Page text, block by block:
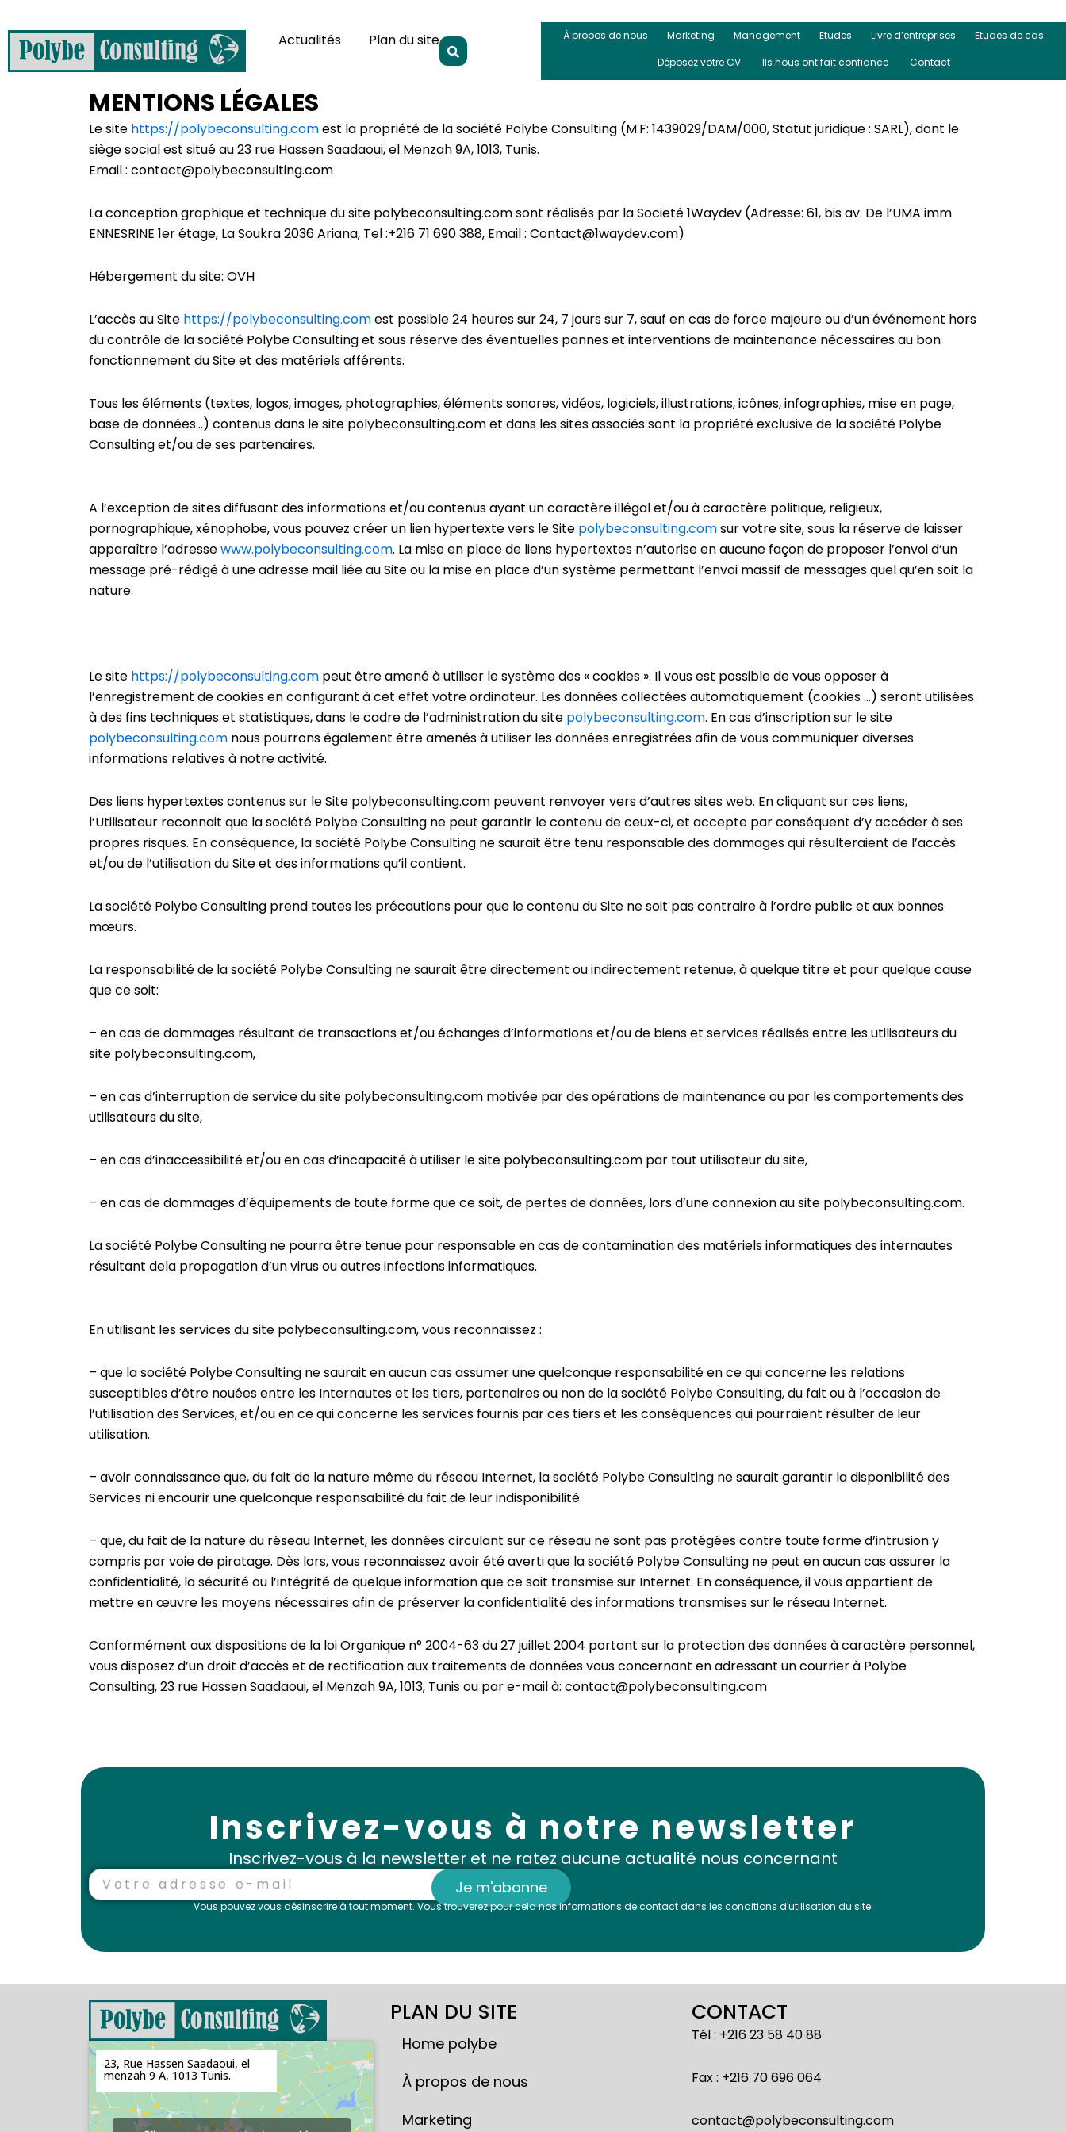
Actualités Plan du site À propos de nous Marketing Management Etudes Livre d’entreprises
Etudes de cas
Déposez votre CV
Ils nous ont fait confiance ​ Contact
MENTIONS LÉGALES
Le site https://polybeconsulting.comest la propriété de la société Polybe Consulting (M.F: 1439029/DAM/000, Statut juridique : SARL), dont le
siège social est situé au 23 rue Hassen Saadaoui, el Menzah 9A, 1013, Tunis.
Email : contact@polybeconsulting.com
La conception graphique et technique du site polybeconsulting.com sont réalisés par la Societé 1Waydev (Adresse: 61, bis av. De l’UMA imm
ENNESRINE 1er étage, La Soukra 2036 Ariana, Tel :+216 71 690 388, Email : Contact@1waydev.com)
Hébergement du site: OVH
L’accès au Site https://polybeconsulting.comest possible 24 heures sur 24, 7 jours sur 7, sauf en cas de force majeure ou d’un événement hors
du contrôle de la société Polybe Consulting et sous réserve des éventuelles pannes et interventions de maintenance nécessaires au bon
fonctionnement du Site et des matériels afférents.
Tous les éléments (textes, logos, images, photographies, éléments sonores, vidéos, logiciels, illustrations, icônes, infographies, mise en page,
base de données…) contenus dans le site polybeconsulting.com et dans les sites associés sont la propriété exclusive de la société Polybe
Consulting et/ou de ses partenaires.
A l’exception de sites diffusant des informations et/ou contenus ayant un caractère illégal et/ou à caractère politique, religieux,
pornographique, xénophobe, vous pouvez créer un lien hypertexte vers le Site polybeconsulting.comsur votre site, sous la réserve de laisser
apparaître l’adressewww.polybeconsulting.com. La mise en place de liens hypertextes n’autorise en aucune façon de proposer l’envoi d’un
message pré-rédigé à une adresse mail liée au Site ou la mise en place d’un système permettant l’envoi massif de messages quel qu’en soit la
nature.
Le site https://polybeconsulting.com peut être amené à utiliser le système des « cookies ». Il vous est possible de vous opposer à
l’enregistrement de cookies en configurant à cet effet votre ordinateur. Les données collectées automatiquement (cookies …) seront utilisées
à des fins techniques et statistiques, dans le cadre de l’administration du site polybeconsulting.com. En cas d’inscription sur le site
polybeconsulting.com nous pourrons également être amenés à utiliser les données enregistrées afin de vous communiquer diverses
informations relatives à notre activité.
Des liens hypertextes contenus sur le Site polybeconsulting.com peuvent renvoyer vers d’autres sites web. En cliquant sur ces liens,
l’Utilisateur reconnait que la société Polybe Consulting ne peut garantir le contenu de ceux-ci, et accepte par conséquent d’y accéder à ses
propres risques. En conséquence, la société Polybe Consulting ne saurait être tenu responsable des dommages qui résulteraient de l’accès
et/ou de l’utilisation du Site et des informations qu’il contient.
La société Polybe Consulting prend toutes les précautions pour que le contenu du Site ne soit pas contraire à l’ordre public et aux bonnes
mœurs.
La responsabilité de la société Polybe Consulting ne saurait être directement ou indirectement retenue, à quelque titre et pour quelque cause
que ce soit:
– en cas de dommages résultant de transactions et/ou échanges d’informations et/ou de biens et services réalisés entre les utilisateurs du
site polybeconsulting.com,
– en cas d’interruption de service du site polybeconsulting.com motivée par des opérations de maintenance ou par les comportements des
utilisateurs du site,
– en cas d’inaccessibilité et/ou en cas d’incapacité à utiliser le site polybeconsulting.com par tout utilisateur du site,
– en cas de dommages d’équipements de toute forme que ce soit, de pertes de données, lors d’une connexion au site polybeconsulting.com.
La société Polybe Consulting ne pourra être tenue pour responsable en cas de contamination des matériels informatiques des internautes
résultant dela propagation d’un virus ou autres infections informatiques.
En utilisant les services du site polybeconsulting.com, vous reconnaissez :
– que la société Polybe Consulting ne saurait en aucun cas assumer une quelconque responsabilité en ce qui concerne les relations
susceptibles d’être nouées entre les Internautes et les tiers, partenaires ou non de la société Polybe Consulting, du fait ou à l’occasion de
l’utilisation des Services, et/ou en ce qui concerne les services fournis par ces tiers et les conséquences qui pourraient résulter de leur
utilisation.
– avoir connaissance que, du fait de la nature même du réseau Internet, la société Polybe Consulting ne saurait garantir la disponibilité des
Services ni encourir une quelconque responsabilité du fait de leur indisponibilité.
– que, du fait de la nature du réseau Internet, les données circulant sur ce réseau ne sont pas protégées contre toute forme d’intrusion y
compris par voie de piratage. Dès lors, vous reconnaissez avoir été averti que la société Polybe Consulting ne peut en aucun cas assurer la
confidentialité, la sécurité ou l’intégrité de quelque information que ce soit transmise sur Internet. En conséquence, il vous appartient de
mettre en œuvre les moyens nécessaires afin de préserver la confidentialité des informations transmises sur le réseau Internet.
Conformément aux dispositions de la loi Organique n° 2004-63 du 27 juillet 2004 portant sur la protection des données à caractère personnel,
vous disposez d’un droit d’accès et de rectification aux traitements de données vous concernant en adressant un courrier à Polybe
Consulting, 23 rue Hassen Saadaoui, el Menzah 9A, 1013, Tunis ou par e-mail à: contact@polybeconsulting.com
Inscrivez-vous à notre newsletter
Inscrivez-vous à la newsletter et ne ratez aucune actualité nous concernant
Je m'abonne
Vous pouvez vous désinscrire à tout moment. Vous trouverez pour cela nos informations de contact dans les conditions d'utilisation du site.
23, Rue Hassen Saadaoui, el
menzah 9 A, 1013 Tunis.
PLAN DU SITE
Home polybe
À propos de nous
Marketing
CONTACT
Tél : +216 23 58 40 88
Fax : +216 70 696 064
contact@polybeconsulting.com